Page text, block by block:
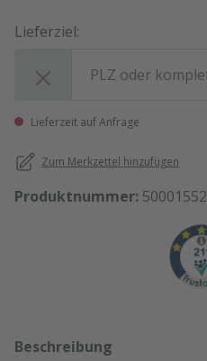
Lieferziel:
Lieferzeit auf Anfrage
Zum Merkzettel hinzufügen
Produktnummer: 50001552
Beschreibung